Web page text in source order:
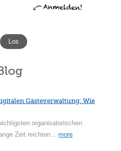
Gästeverwaltung: Wie
organisatorischen
Zeit reichten...more